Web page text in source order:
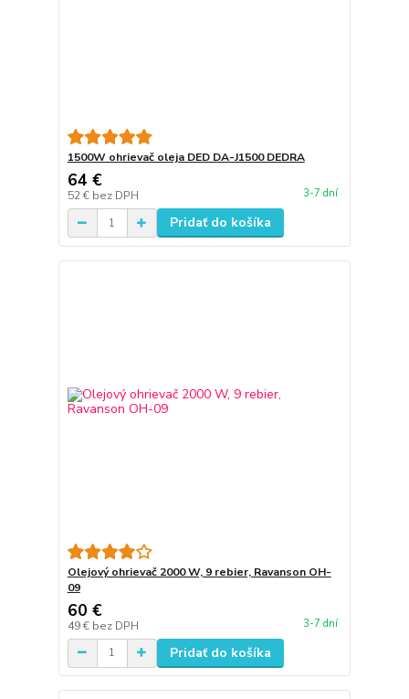
1500W ohrievač oleja DED DA-J1500 DEDRA
64 €
52 € bez DPH 3-7 dní
Pridať do košíka
Olejový ohrievač 2000 W, 9 rebier, Ravanson OH-
09
60 €
49 € bez DPH 3-7 dní
Pridať do košíka